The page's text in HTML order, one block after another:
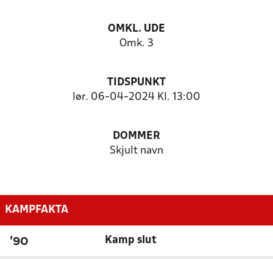
OMKL. UDE
Omk. 3
TIDSPUNKT
lør. 06-04-2024 Kl. 13:00
DOMMER
Skjult navn
KAMPFAKTA
'90 Kamp slut